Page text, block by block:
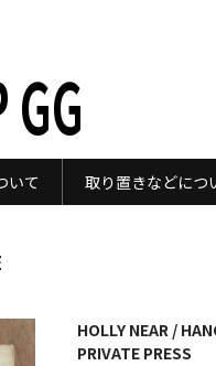
いて 取り置きなどにつ
HOLLY NEAR /
PRIVATE PRESS